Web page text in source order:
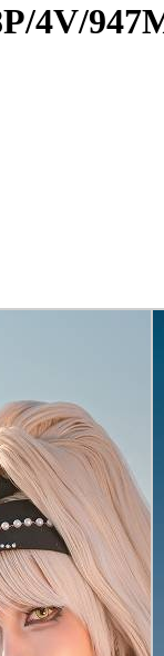
4V/